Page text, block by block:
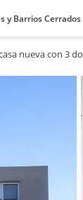
y Barrios Cerrados